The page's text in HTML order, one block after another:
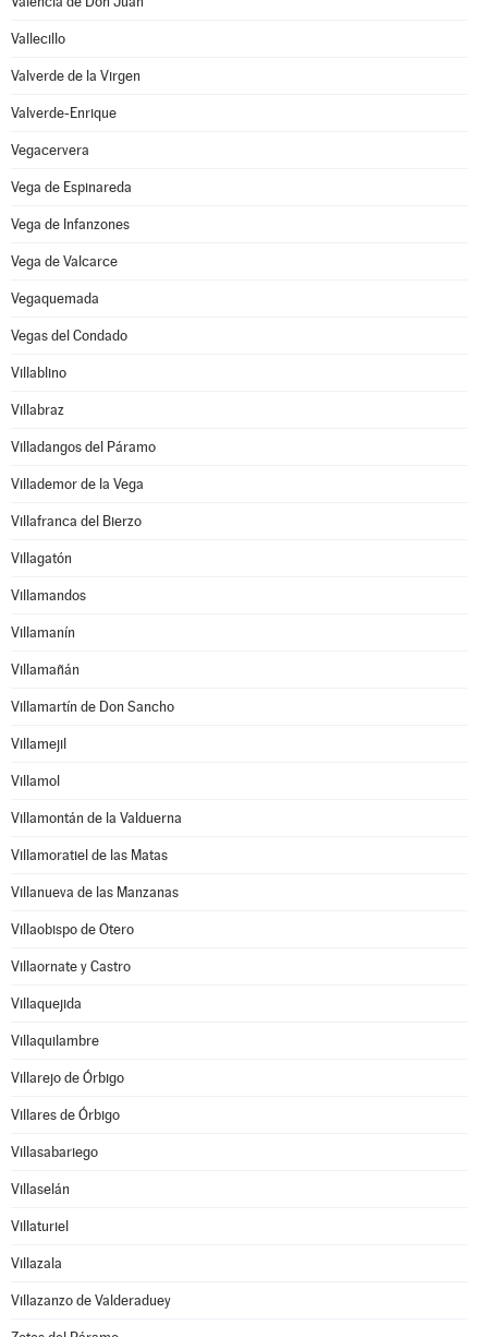
Vallecillo
Valverde de la Virgen
Valverde-Enrique
Vegacervera
Vega de Espinareda
Vega de Infanzones
Vega de Valcarce
Vegaquemada
Vegas del Condado
Villablino
Villabraz
Villadangos del Páramo
Villademor de la Vega
Villafranca del Bierzo
Villagatón
Villamandos
Villamanín
Villamañán
Villamartín de Don Sancho
Villamejil
Villamol
Villamontán de la Valduerna
Villamoratiel de las Matas
Villanueva de las Manzanas
Villaobispo de Otero
Villaornate y Castro
Villaquejida
Villaquilambre
Villarejo de Órbigo
Villares de Órbigo
Villasabariego
Villaselán
Villaturiel
Villazala
Villazanzo de Valderaduey